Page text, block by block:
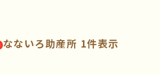
なないろ助産所 1件表示